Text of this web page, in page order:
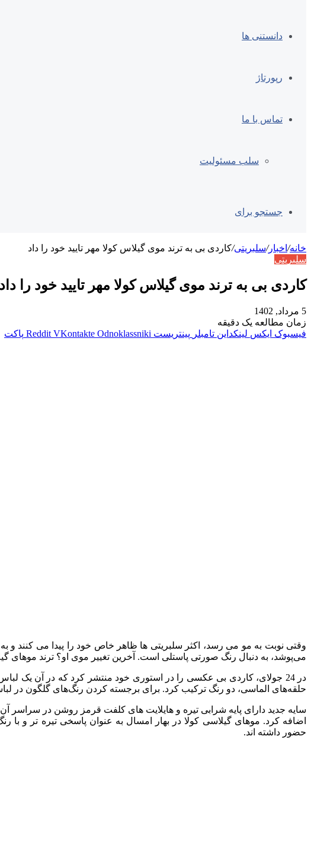
دانستنی ها
رپورتاژ
تماس با ما
سلب مسئولیت
جستجو برای
خانه/ اخبار/سلبریتی/کاردی بی به ترند موی گیلاس کولا مهر تایید خود را داد
سلبریتی
کاردی بی به ترند موی گیلاس کولا مهر تایید خود را داد
5 مرداد, 1402
زمان مطالعه یک دقیقه
فیسبوک ایکس لینکداین تامبلر پینتریست Reddit VKontakte Odnoklassniki پاکت
وقتی نوبت به مو می رسد، اکثر سلبریتی ها ظاهر خاص خود را پیدا می کنند و
می‌پوشد، به دنبال رنگ صورتی پاستلی است. آخرین تغییر موی او؟ ترند موهای
در 24 جولای، کاردی بی عکسی را در استوری خود منتشر کرد که در آن یک
حلقه‌های الماسی، دو رنگ ترکیب کرد. برای برجسته کردن رنگ‌های گلگون در
سایه جدید دارای پایه شرابی تیره و هایلایت های کلفت قرمز روشن در سراسر
حضور داشته اند.